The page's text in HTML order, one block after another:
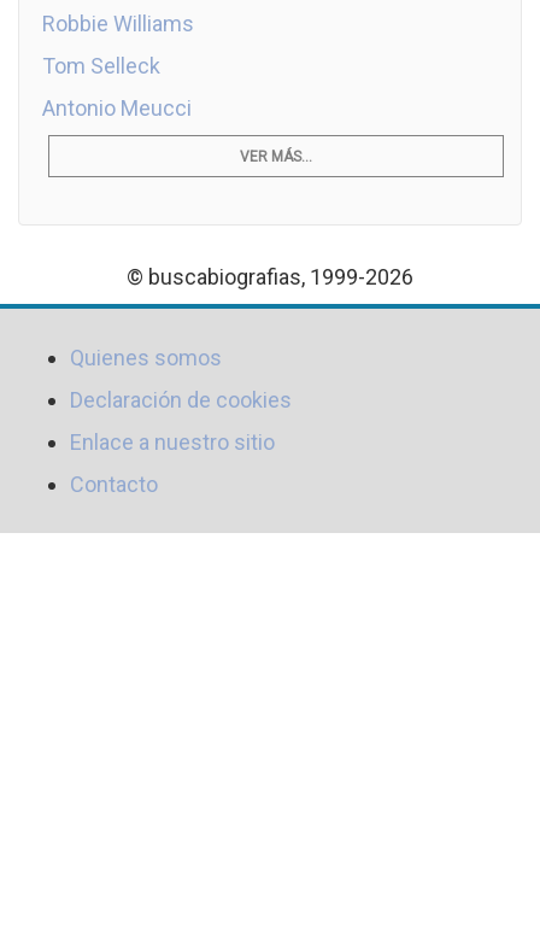
Robbie Williams
Tom Selleck
Antonio Meucci
VER MÁS...
© buscabiografias, 1999-2026
Quienes somos
Declaración de cookies
Enlace a nuestro sitio
Contacto